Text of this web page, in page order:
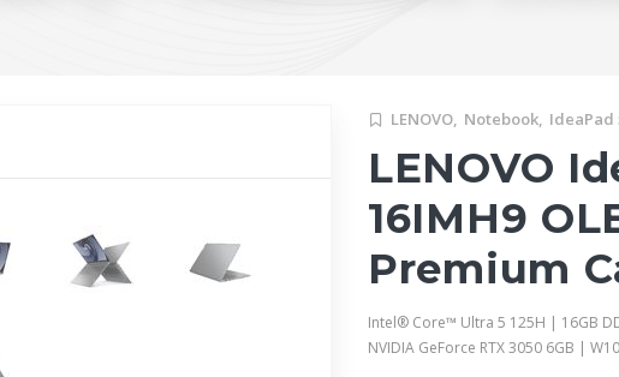
LENOVO, Notebook, IdeaPad
LENOVO
16IMH9
Premium
Intel® Core™ Ultra 5 125H | 16GB
NVIDIA GeForce RTX 3050 6GB |